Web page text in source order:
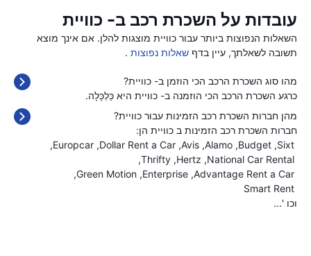
עובדות על השכרת רכב ב- כוויית
השאלות הנפוצות ביותר עבור כוויית מוצגות להלן. אם אינך מוצא
תשובה לשאלתך, עיין בדף שאלות נפוצות .
מהו סוג השכרת הרכב הכי הוזמן ב- כוויית?
כרגע השכרת הרכב הכי הוזמנה ב- כוויית היא כַּלְכָּלָה.
מהן חברות השכרת רכב הזמינות עבור כוויית?
חברות השכרת רכב הזמינות ב כוויית הן:
Sixt
Budget
Alamo
Avis
Dollar Rent a Car
Europcar
National Car Rental
Hertz
Thrifty
Advantage Rent a Car
Enterprise
Green Motion
Smart Rent
וכו '...